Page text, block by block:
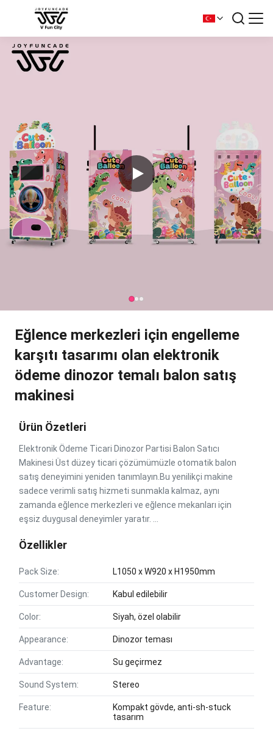
Eğlence merkezleri için engelleme
karşıtı tasarımı olan elektronik
ödeme dinozor temalı balon satış
makinesi
Ürün Özetleri
Elektronik Ödeme Ticari Dinozor Partisi Balon Satıcı
Makinesi Üst düzey ticari çözümümüzle otomatik balon
satış deneyimini yeniden tanımlayın.Bu yenilikçi makine
sadece verimli satış hizmeti sunmakla kalmaz, aynı
zamanda eğlence merkezleri ve eğlence mekanları için
eşsiz duygusal deneyimler yaratır. ...
Özellikler
Pack Size: L1050 x W920 x H1950mm
Customer Design: Kabul edilebilir
Color: Siyah, özel olabilir
Appearance: Dinozor teması
Advantage: Su geçirmez
Sound System: Stereo
Feature:
Kompakt gövde, anti-sh-stuck
tasarım